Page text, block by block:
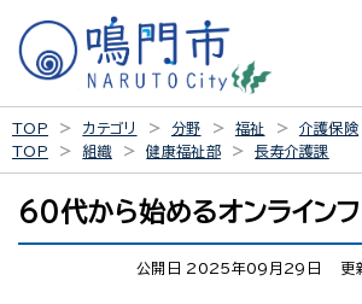
TOP カテゴリ 分野 福祉
介護保険
TOP
組織 健康福祉部 長寿介護課
60代から始めるオンラインフ
公開日 2025年09月29日 更